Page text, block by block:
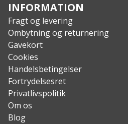
INFORMATION
Fragt og levering
Ombytning og returnering
Gavekort
Cookies
Handelsbetingelser
Fortrydelsesret
Privatlivspolitik
Om os
Blog